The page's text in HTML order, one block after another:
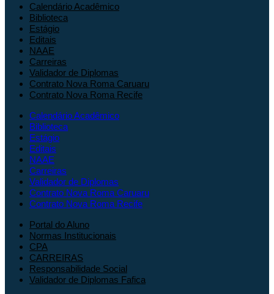
Calendário Acadêmico
Biblioteca
Estágio
Editais
NAAE
Carreiras
Validador de Diplomas
Contrato Nova Roma Caruaru
Contrato Nova Roma Recife
Calendário Acadêmico
Biblioteca
Estágio
Editais
NAAE
Carreiras
Validador de Diplomas
Contrato Nova Roma Caruaru
Contrato Nova Roma Recife
Portal do Aluno
Normas Institucionais
CPA
CARREIRAS
Responsabilidade Social
Validador de Diplomas Fafica